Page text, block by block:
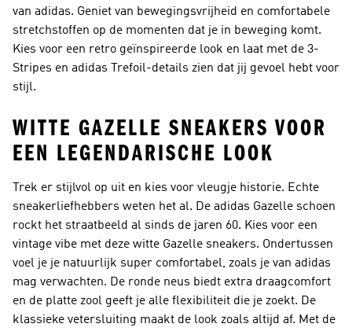
van adidas. Geniet van bewegingsvrijheid en comfortabele
stretchstoffen op de momenten dat je in beweging komt.
Kies voor een retro geïnspireerde look en laat met de 3-
Stripes en adidas Trefoil-details zien dat jij gevoel hebt voor
stijl.
WITTE GAZELLE SNEAKERS VOOR
EEN LEGENDARISCHE LOOK
Trek er stijlvol op uit en kies voor vleugje historie. Echte
sneakerliefhebbers weten het al. De adidas Gazelle schoen
rockt het straatbeeld al sinds de jaren 60. Kies voor een
vintage vibe met deze witte Gazelle sneakers. Ondertussen
voel je je natuurlijk super comfortabel, zoals je van adidas
mag verwachten. De ronde neus biedt extra draagcomfort
en de platte zool geeft je alle flexibiliteit die je zoekt. De
klassieke vetersluiting maakt de look zoals altijd af. Met de